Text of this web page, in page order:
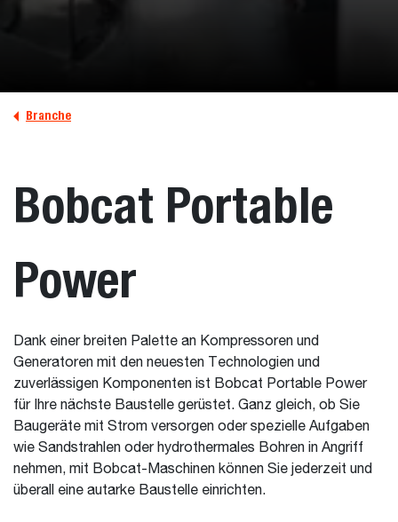
Branche
Bobcat Portable
Power
Dank einer breiten Palette an Kompressoren und
Generatoren mit den neuesten Technologien und
zuverlässigen Komponenten ist Bobcat Portable Power
für Ihre nächste Baustelle gerüstet. Ganz gleich, ob Sie
Baugeräte mit Strom versorgen oder spezielle Aufgaben
wie Sandstrahlen oder hydrothermales Bohren in Angriff
nehmen, mit Bobcat-Maschinen können Sie jederzeit und
überall eine autarke Baustelle einrichten.